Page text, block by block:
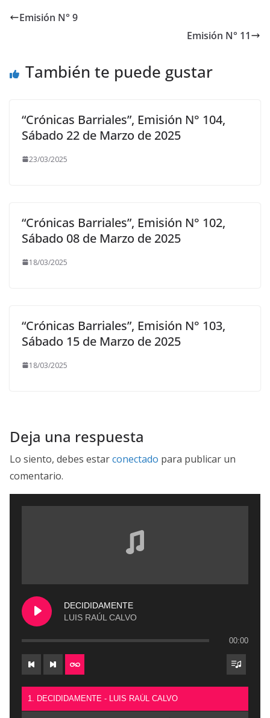
Emisión N° 9
Emisión N° 11
También te puede gustar
“Crónicas Barriales”, Emisión N° 104,
Sábado 22 de Marzo de 2025
23/03/2025
“Crónicas Barriales”, Emisión N° 102,
Sábado 08 de Marzo de 2025
18/03/2025
“Crónicas Barriales”, Emisión N° 103,
Sábado 15 de Marzo de 2025
18/03/2025
Deja una respuesta
Lo siento, debes estarconectado para publicar un
comentario.
DECIDIDAMENTE
LUIS RAÚL CALVO
00:00
1. DECIDIDAMENTE - LUIS RAÚL CALVO